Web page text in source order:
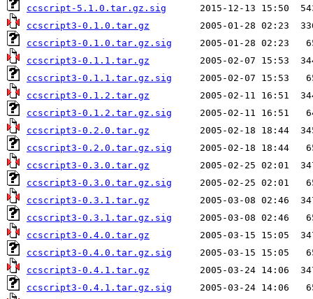
ccscript-5.1.0.tar.gz.sig
ccscript3-0.1.0.tar.gz
ccscript3-0.1.0.tar.gz.sig
ccscript3-0.1.1.tar.gz
ccscript3-0.1.1.tar.gz.sig
ccscript3-0.1.2.tar.gz
ccscript3-0.1.2.tar.gz.sig
ccscript3-0.2.0.tar.gz
ccscript3-0.2.0.tar.gz.sig
ccscript3-0.3.0.tar.gz
ccscript3-0.3.0.tar.gz.sig
ccscript3-0.3.1.tar.gz
ccscript3-0.3.1.tar.gz.sig
ccscript3-0.4.0.tar.gz
ccscript3-0.4.0.tar.gz.sig
ccscript3-0.4.1.tar.gz
ccscript3-0.4.1.tar.gz.sig